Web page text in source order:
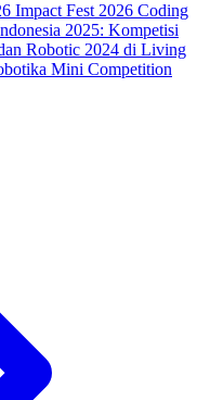
Impact Fest 2026 Coding
2025: Kompetisi
Robotic 2024 di Living
Mini Competition